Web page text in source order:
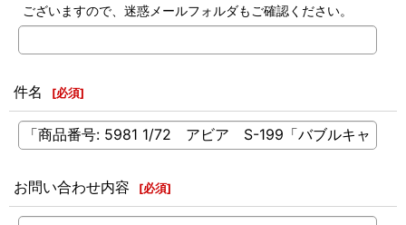
ございますので、迷惑メールフォルダもご確認ください。
件名 [必須]
お問い合わせ内容 [必須]